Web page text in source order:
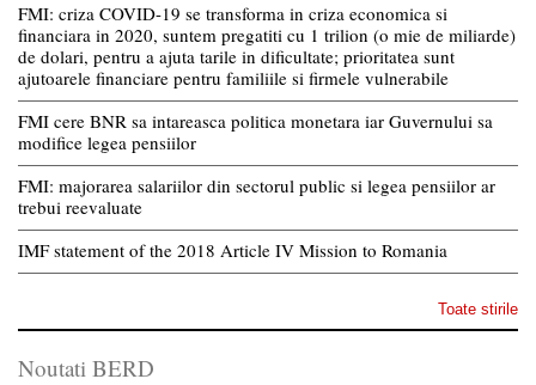
FMI: criza COVID-19 se transforma in criza economica si
financiara in 2020, suntem pregatiti cu 1 trilion (o mie de miliarde)
de dolari, pentru a ajuta tarile in dificultate; prioritatea sunt
ajutoarele financiare pentru familiile si firmele vulnerabile
FMI cere BNR sa intareasca politica monetara iar Guvernului sa
modifice legea pensiilor
FMI: majorarea salariilor din sectorul public si legea pensiilor ar
trebui reevaluate
IMF statement of the 2018 Article IV Mission to Romania
Toate stirile
Noutati BERD